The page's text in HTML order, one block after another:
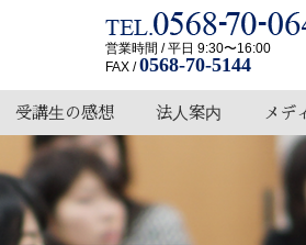
営業時間 / 平日 9:30〜16:00
FAX /0568-70-5144
受講生の感想 法人案内 メデ